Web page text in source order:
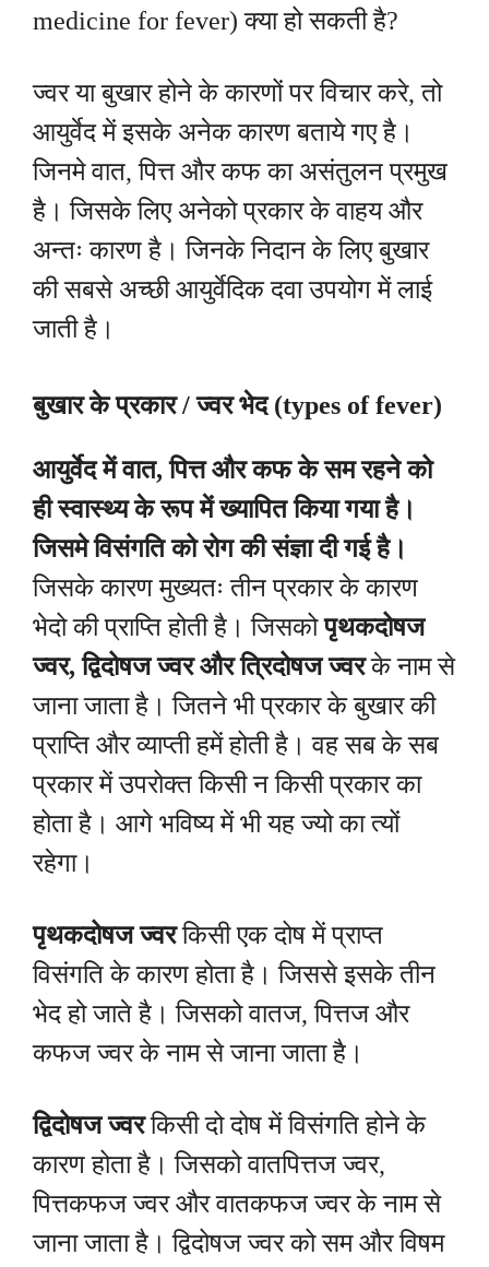
medicine for fever) क्या हो सकती है?
ज्वर या बुखार होने के कारणों पर विचार करे, तो
आयुर्वेद में इसके अनेक कारण बताये गए है।
जिनमे वात, पित्त और कफ का असंतुलन प्रमुख
है। जिसके लिए अनेको प्रकार के वाहय और
अन्तः कारण है। जिनके निदान के लिए बुखार
की सबसे अच्छी आयुर्वेदिक दवा उपयोग में लाई
जाती है।
बुखार के प्रकार / ज्वर भेद (types of fever)
आयुर्वेद में वात, पित्त और कफ के सम रहने को
ही स्वास्थ्य के रूप में ख्यापित किया गया है।
जिसमे विसंगति को रोग की संज्ञा दी गई है।
जिसके कारण मुख्यतः तीन प्रकार के कारण
भेदो की प्राप्ति होती है। जिसकोपृथकदोषज
ज्वर, द्विदोषज ज्वर और त्रिदोषज ज्वरके नाम से
जाना जाता है। जितने भी प्रकार के बुखार की
प्राप्ति और व्याप्ती हमें होती है। वह सब के सब
प्रकार में उपरोक्त किसी न किसी प्रकार का
होता है। आगे भविष्य में भी यह ज्यो का त्यों
रहेगा।
पृथकदोषज ज्वरकिसी एक दोष में प्राप्त
विसंगति के कारण होता है। जिससे इसके तीन
भेद हो जाते है। जिसको वातज, पित्तज और
कफज ज्वर के नाम से जाना जाता है।
द्विदोषज ज्वरकिसी दो दोष में विसंगति होने के
कारण होता है। जिसको वातपित्तज ज्वर,
पित्तकफज ज्वर और वातकफज ज्वर के नाम से
जाना जाता है। द्विदोषज ज्वर को सम और विषम